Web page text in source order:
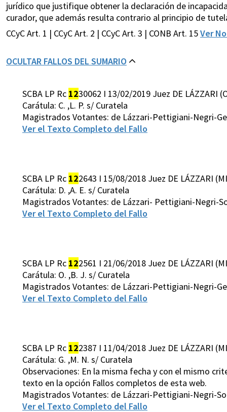
jurídico que justifique obtener la declaración de
curador, que además resulta contrario al principio de
CCyC Art. 1 | CCyC Art. 2 | CCyC Art. 3 | CONB Art. 15Ver
OCULTAR FALLOS DEL SUMARIO
SCBA LP Rc 1230062 I 13/02/2019 Juez DE LÁZZARI
Carátula: C. ,L. P. s/ Curatela
Magistrados Votantes: de Lázzari-Pettigiani-Negri-
Ver el Texto Completo del Fallo
SCBA LP Rc 122643 I 15/08/2018 Juez DE LÁZZARI
Carátula: D. ,A. E. s/ Curatela
Magistrados Votantes: de Lázzari- Pettigiani-Negri-
Ver el Texto Completo del Fallo
SCBA LP Rc 122561 I 21/06/2018 Juez DE LÁZZARI
Carátula: O. ,B. J. s/ Curatela
Magistrados Votantes: de Lázzari-Pettigiani-Negri-
Ver el Texto Completo del Fallo
SCBA LP Rc 122387 I 11/04/2018 Juez DE LÁZZARI
Carátula: G. ,M. N. s/ Curatela
Observaciones: En la misma fecha y con el mismo
texto en la opción Fallos completos de esta web.
Magistrados Votantes: de Lázzari-Pettigiani-Negri-
Ver el Texto Completo del Fallo